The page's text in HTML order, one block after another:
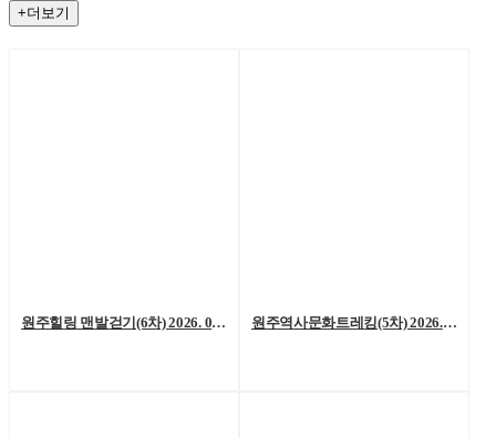
+더보기
원주힐링 맨발걷기(6차) 2026. 08. 01. (토) 원주역사문화트레킹(5차) 2026. 07. 25.(토)